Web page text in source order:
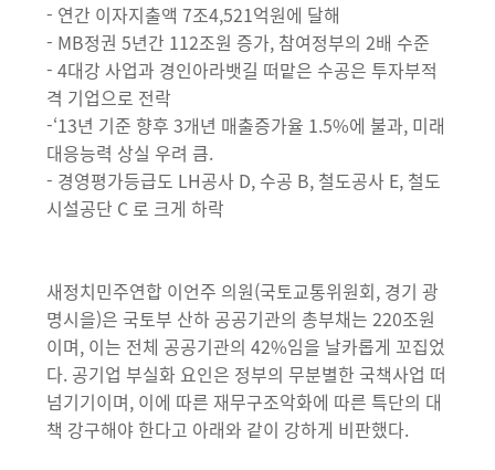
- 연간 이자지출액 7조4,521억원에 달해
- MB정권 5년간 112조원 증가, 참여정부의 2배 수준
- 4대강 사업과 경인아라뱃길 떠맡은 수공은 투자부적
격 기업으로 전락
-‘13년 기준 향후 3개년 매출증가율 1.5%에 불과, 미래
대응능력 상실 우려 큼.
- 경영평가등급도 LH공사 D, 수공 B, 철도공사 E, 철도
시설공단 C 로 크게 하락
새정치민주연합 이언주 의원(국토교통위원회, 경기 광
명시을)은 국토부 산하 공공기관의 총부채는 220조원
이며, 이는 전체 공공기관의 42%임을 날카롭게 꼬집었
다. 공기업 부실화 요인은 정부의 무분별한 국책사업 떠
넘기기이며, 이에 따른 재무구조악화에 따른 특단의 대
책 강구해야 한다고 아래와 같이 강하게 비판했다.